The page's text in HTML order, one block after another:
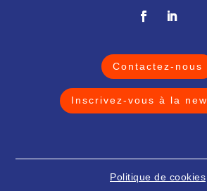
Contactez-nous
Inscrivez-vous à la
Politique de cookies